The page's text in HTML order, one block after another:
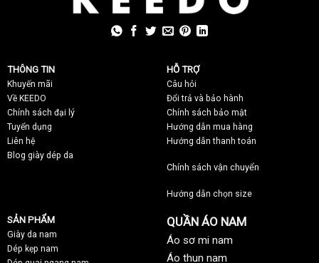
THÔNG TIN
Khuyến mãi
Về KEEDO
Chính sách đại lý
Tuyển dụng
Liên hệ
Blog giày dép da
HỖ TRỢ
Câu hỏi
Đổi trả và bảo hành
Chính sách bảo mật
Hướng dẫn mua hàng
Hướng dẫn thanh toán
Chính sách vận chuyển
Hướng dẫn chọn size
SẢN PHẨM
Giày da nam
Dép kẹp nam
QUẦN ÁO NAM
Áo sơ mi nam
Áo thun nam